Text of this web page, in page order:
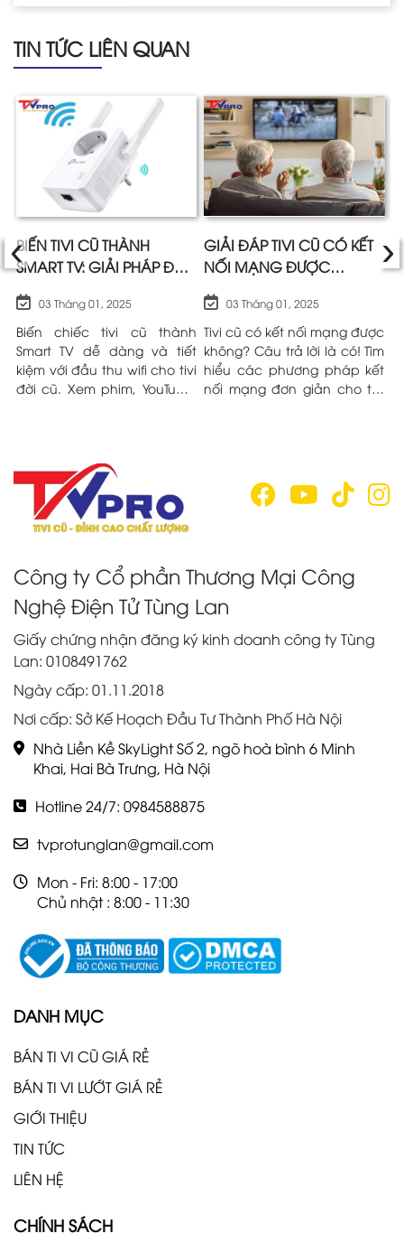
TIN TỨC LIÊN QUAN
BIẾN TIVI CŨ THÀNH
SMART TV: GIẢI PHÁP ĐẦU
HIỆU QUẢ
03 Tháng 01, 2025
Biến chiếc tivi cũ thành
Smart TV dễ dàng và tiết
kiệm với đầu thu wifi cho tivi
đời cũ. Xem phim, YouTube,
GIẢI ĐÁP TIVI CŨ CÓ KẾT
NỐI MẠNG ĐƯỢC
03 Tháng 01, 2025
Tivi cũ có kết nối mạng được
không? Câu trả lời là có! Tìm
hiểu các phương pháp kết
nối mạng đơn giản cho tivi
‹ ›
Công ty Cổ phần Thương Mại Công
Nghệ Điện Tử Tùng Lan
Giấy chứng nhận đăng ký kinh doanh công ty Tùng
Lan: 0108491762
Ngày cấp: 01.11.2018
Nơi cấp: Sở Kế Hoạch Đầu Tư Thành Phố Hà Nội
Nhà Liền Kề SkyLight Số 2, ngõ hoà bình 6 Minh
Khai, Hai Bà Trưng, Hà Nội
Hotline 24/7: 0984588875
tvprotunglan@gmail.com
Mon - Fri: 8:00 - 17:00
Chủ nhật : 8:00 - 11:30
DANH MỤC
BÁN TI VI CŨ GIÁ RẺ
BÁN TI VI LƯỚT GIÁ RẺ
GIỚI THIỆU
TIN TỨC
LIÊN HỆ
CHÍNH SÁCH